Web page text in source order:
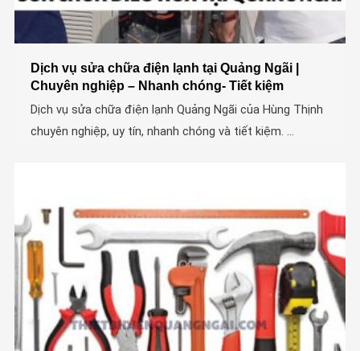
Dịch vụ sửa chữa điện lạnh tại Quảng Ngãi |
Chuyên nghiệp – Nhanh chóng- Tiết kiệm
Dịch vụ sửa chữa điện lạnh Quảng Ngãi của Hùng Thịnh
chuyên nghiệp, uy tín, nhanh chóng và tiết kiệm. ...